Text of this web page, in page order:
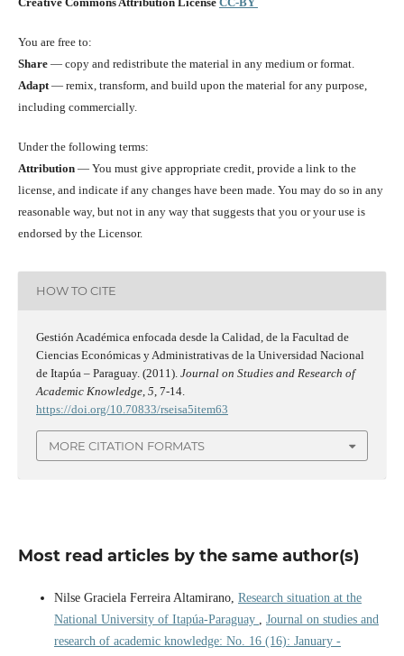
You are free to:
Share— copy and redistribute the material in any medium or format.
Adapt— remix, transform, and build upon the material for any purpose,
including commercially.
Under the following terms:
Attribution— You must give appropriate credit, provide a link to the
license, and indicate if any changes have been made. You may do so in any
reasonable way, but not in any way that suggests that you or your use is
endorsed by the Licensor.
HOW TO CITE
Gestión Académica enfocada desde la Calidad, de la Facultad de
Ciencias Económicas y Administrativas de la Universidad Nacional
de Itapúa – Paraguay. (2011). Journal on Studies and Research of
Academic Knowledge, 5 , 7-14.
https://doi.org/10.70833/rseisa5item63
MORE CITATION FORMATS
Most read articles by the same author(s)
Nilse Graciela Ferreira Altamirano, Research situation at the
National University of Itapúa-Paraguay , Journal on studies and
research of academic knowledge: No. 16 (16): January -